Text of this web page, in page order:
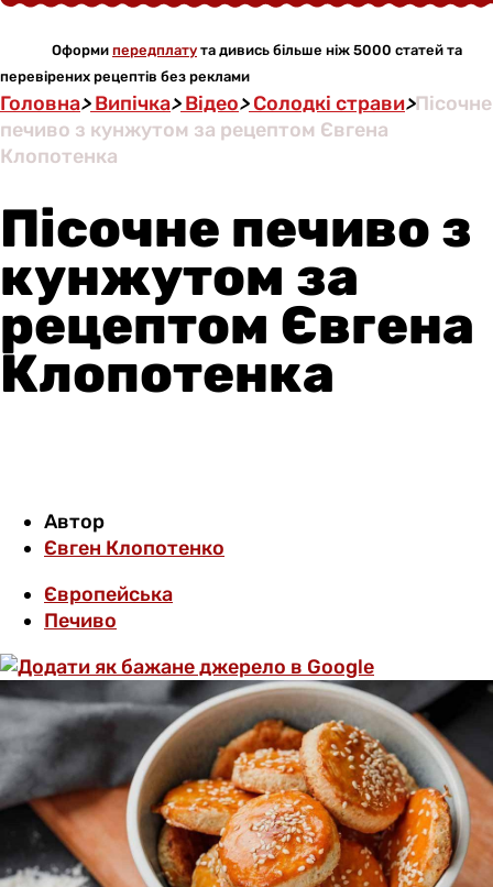
Оформи передплату та дивись більше ніж 5000 статей та
перевірених рецептів без реклами
Головна>Випічка>Відео>Солодкі страви>Пісочне
печиво з кунжутом за рецептом Євгена
Клопотенка
Пісочне печиво з
кунжутом за
рецептом Євгена
Клопотенка
Автор
Євген Клопотенко
Європейська
Печиво